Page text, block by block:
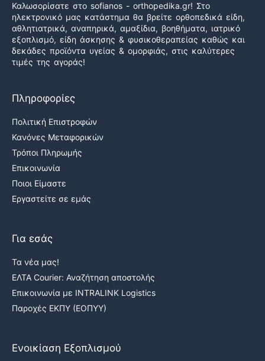
Καλωσορίσατε στο sofianos - orthopedika.gr! Στο
ηλεκτρονικό μας κατάστημα θα βρείτε ορθοπεδικά είδη,
αθλητιατρικά, αναπηρικά, αμαξίδια, βοηθήματα, ιατρικό
εξοπλισμό, είδη άσκησης & φυσικοθεραπείας καθώς και
δεκάδες προϊόντα υγείας & ομορφιάς, στις καλύτερες
τιμές της αγοράς!
Πληροφορίες
Πολιτική Επιστροφών
Κανόνες Μεταφορικών
Τρόποι Πληρωμής
Επικοινωνία
Ποιοι Είμαστε
Εργαστείτε σε εμάς
Για εσάς
Τα νέα μας!
ΕΛΤΑ Courier: Αναζήτηση αποστολής
Επικοινωνία με INTRALINK Logistics
Παροχές ΕΚΠΥ (ΕΟΠΥΥ)
Ενοικίαση Εξοπλισμού